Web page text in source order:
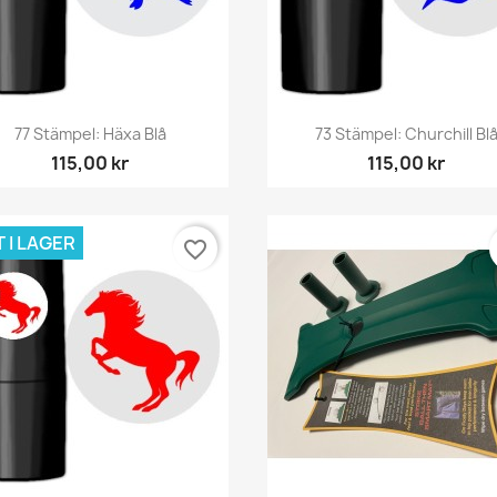
Snabbvy
77 Stämpel: Häxa Blå
115,00 kr
Snabbvy
73 Stämpel: Churchill Blå
115,00 kr
I LAGER favorite_border